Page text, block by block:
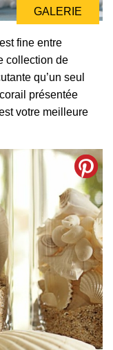
GALERIE
fine entre
collection de
qu’un seul
présentée
votre meilleure